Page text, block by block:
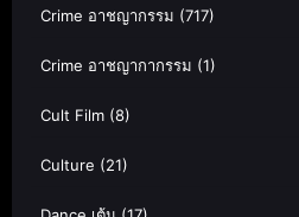
Crime อาชญากรรม (717)
Crime อาชญากากรรม (1)
Cult Film (8)
Culture (21)